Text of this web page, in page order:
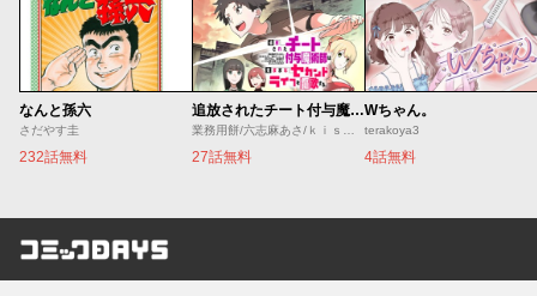
なんと孫六
さだやす圭
232話無料
追放されたチート付与魔術師は気ままなセカンドライフを謳歌する。 ～俺は武器だけじゃなく、あらゆるものに『強化ポイント』を付与できるし、俺の意思でいつでも効果を解除できるけど、残った人たち大丈夫？～
27話無料
Wちゃん。
terakoya3
4話無料
コミックDAYS